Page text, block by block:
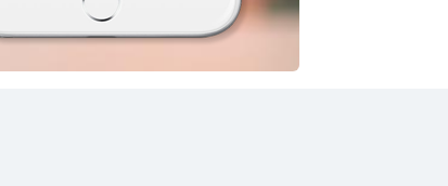
adult contemporary